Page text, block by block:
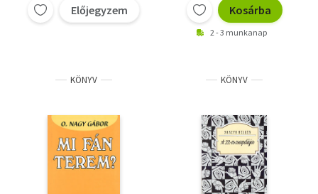
Előjegyzem Kosárba
2 - 3 munkanap
KÖNYV KÖNYV